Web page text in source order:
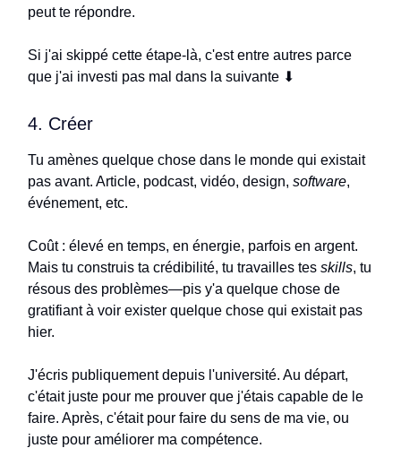
peut te répondre.
Si j'ai skippé cette étape-là, c'est entre autres parce
que j'ai investi pas mal dans la suivante ⬇︎
4. Créer
Tu amènes quelque chose dans le monde qui existait
pas avant. Article, podcast, vidéo, design, software,
événement, etc.
Coût : élevé en temps, en énergie, parfois en argent.
Mais tu construis ta crédibilité, tu travailles tes skills, tu
résous des problèmes—pis y'a quelque chose de
gratifiant à voir exister quelque chose qui existait pas
hier.
J'écris publiquement depuis l'université. Au départ,
c'était juste pour me prouver que j'étais capable de le
faire. Après, c'était pour faire du sens de ma vie, ou
juste pour améliorer ma compétence.